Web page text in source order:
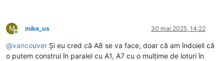
M
Conectat
mike_us 30 mai 2025, 14:22
@vancouver Și eu cred că A8 se va face, doar că am îndoieli că
o putem construi în paralel cu A1, A7 cu o mulțime de loturi în